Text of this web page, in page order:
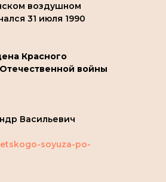
воздушном
31 июля 1990
Красного
войны
Васильевич
soyuza-po-